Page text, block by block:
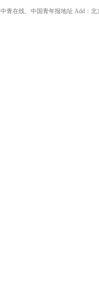
中青在线、中国青年报地址 Add：北